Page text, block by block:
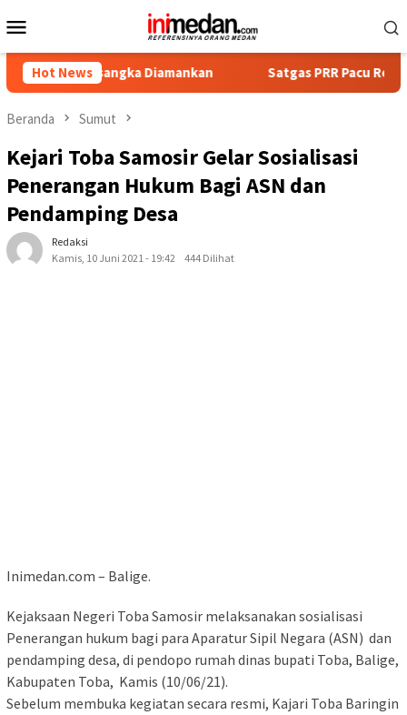
ke
Mobile
Hot NewsDiamankan Satgas PRR Pacu Realisasi
Beranda Sumut
Kejari Toba Samosir Gelar Sosialisasi
Penerangan Hukum Bagi ASN dan
Pendamping Desa
Redaksi
Kamis, 10 Juni 2021 - 19:42
444 Dilihat
Inimedan.com – Balige.
Kejaksaan Negeri Toba Samosir melaksanakan sosialisasi
Penerangan hukum bagi para Aparatur Sipil Negara (ASN) dan
pendamping desa, di pendopo rumah dinas bupati Toba, Balige,
Kabupaten Toba, Kamis (10/06/21).
Sebelum membuka kegiatan secara resmi, Kajari Toba Baringin